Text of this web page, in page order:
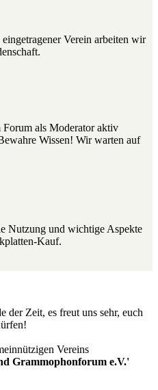
Verein arbeiten wir
als Moderator aktiv
Wissen! Wir warten auf
Nutzung und wichtige Aspekte
Kauf.
der Zeit, es freut uns sehr, euch
Vereins
Grammophonforum e.V.'